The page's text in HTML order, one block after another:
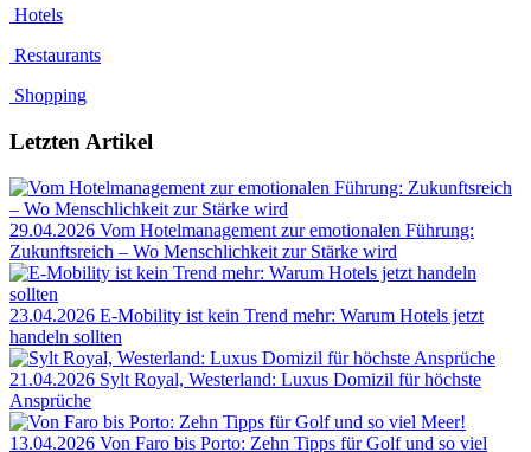
Hotels
Restaurants
Shopping
Letzten Artikel
29.04.2026 Vom Hotelmanagement zur emotionalen Führung:
Zukunftsreich – Wo Menschlichkeit zur Stärke wird
23.04.2026 E-Mobility ist kein Trend mehr: Warum Hotels jetzt
handeln sollten
21.04.2026 Sylt Royal, Westerland: Luxus Domizil für höchste
Ansprüche
13.04.2026 Von Faro bis Porto: Zehn Tipps für Golf und so viel